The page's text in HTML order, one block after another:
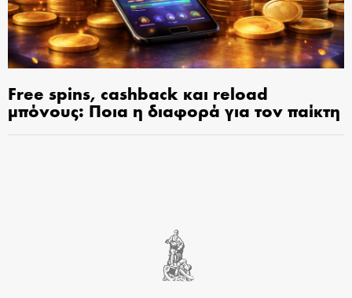
Free spins, cashback και reload
μπόνους: Ποια η διαφορά για τον παίκτη